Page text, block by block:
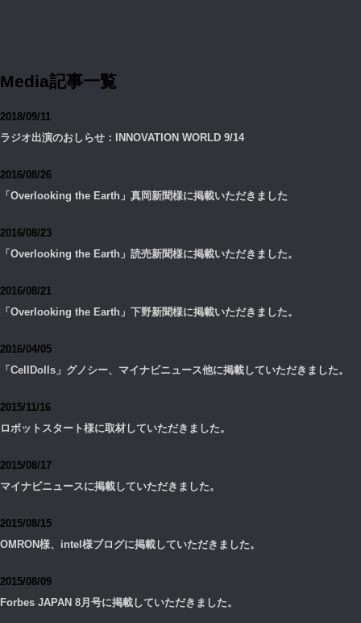
Media記事一覧
2018/09/11
ラジオ出演のおしらせ：INNOVATION WORLD 9/14
2016/08/26
「Overlooking the Earth」真岡新聞様に掲載いただきました
2016/08/23
「Overlooking the Earth」読売新聞様に掲載いただきました。
2016/08/21
「Overlooking the Earth」下野新聞様に掲載いただきました。
2016/04/05
「CellDolls」グノシー、マイナビニュース他に掲載していただきました。
2015/11/16
ロボットスタート様に取材していただきました。
2015/08/17
マイナビニュースに掲載していただきました。
2015/08/15
OMRON様、intel様ブログに掲載していただきました。
2015/08/09
Forbes JAPAN 8月号に掲載していただきました。